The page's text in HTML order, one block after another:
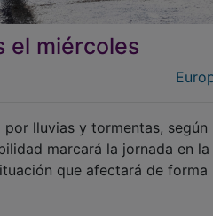
el miércoles
lluvias y tormentas, según
marcará la jornada en la
que afectará de forma